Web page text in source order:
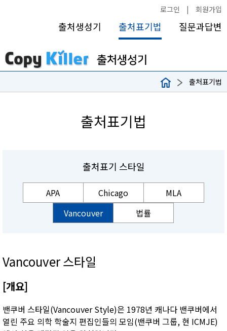
로그인 | 회원가입
출처생성기 출처표기법 질문과답변
출처표기법
출처표기법
출처표기 스타일
APA Chicago
MLA
Vancouver
법률
Vancouver 스타일
[개요]
밴쿠버 스타일(Vancouver Style)은 1978년 캐나다 밴쿠버에서
열린 주요 의학 학술지 편집인들의 모임(밴쿠버 그룹, 현 ICMJE)